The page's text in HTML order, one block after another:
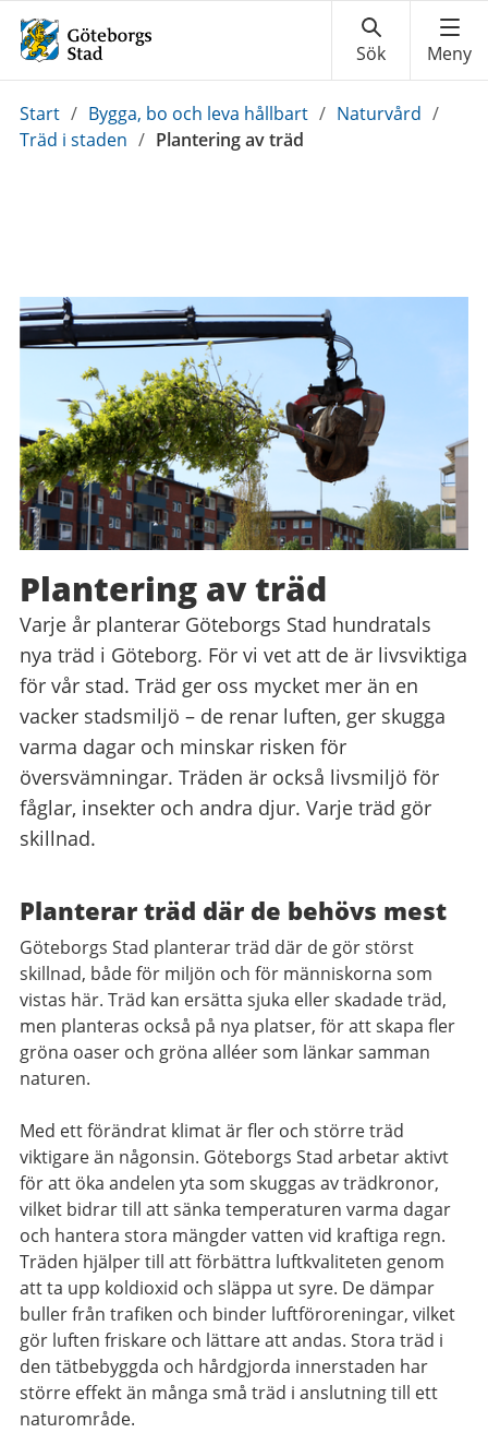
Du
är
Start / Bygga, bo och leva hållbart / Naturvård /
Träd i staden / Plantering av träd
Plantering av träd
Varje år planterar Göteborgs Stad hundratals
nya träd i Göteborg. För vi vet att de är livsviktiga
för vår stad. Träd ger oss mycket mer än en
vacker stadsmiljö – de renar luften, ger skugga
varma dagar och minskar risken för
översvämningar. Träden är också livsmiljö för
fåglar, insekter och andra djur. Varje träd gör
skillnad.
Planterar träd där de behövs mest
Göteborgs Stad planterar träd där de gör störst
skillnad, både för miljön och för människorna som
vistas här. Träd kan ersätta sjuka eller skadade träd,
men planteras också på nya platser, för att skapa fler
gröna oaser och gröna alléer som länkar samman
naturen.
Med ett förändrat klimat är fler och större träd
viktigare än någonsin. Göteborgs Stad arbetar aktivt
för att öka andelen yta som skuggas av trädkronor,
vilket bidrar till att sänka temperaturen varma dagar
och hantera stora mängder vatten vid kraftiga regn.
Träden hjälper till att förbättra luftkvaliteten genom
att ta upp koldioxid och släppa ut syre. De dämpar
buller från trafiken och binder luftföroreningar, vilket
gör luften friskare och lättare att andas. Stora träd i
den tätbebyggda och hårdgjorda innerstaden har
större effekt än många små träd i anslutning till ett
naturområde.